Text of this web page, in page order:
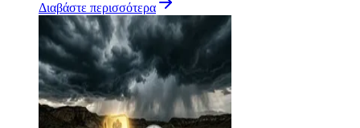
Διαβάστε περισσότερα